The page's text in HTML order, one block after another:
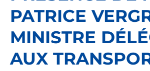
PATRICE
MINISTRE
AUX